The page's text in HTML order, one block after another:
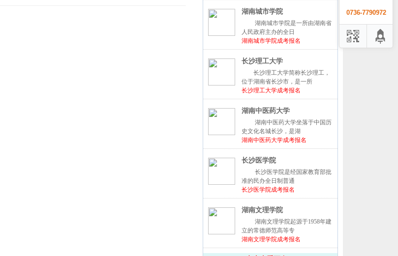
湖南城市学院
湖南城市学院是一所由湖南省
人民政府主办的全日
湖南城市学院成考报名
长沙理工大学
长沙理工大学简称长沙理工，
位于湖南省长沙市，是一所
长沙理工大学成考报名
湖南中医药大学
湖南中医药大学坐落于中国历
史文化名城长沙，是湖
湖南中医药大学成考报名
长沙医学院
长沙医学院是经国家教育部批
准的民办全日制普通
长沙医学院成考报名
湖南文理学院
湖南文理学院起源于1958年建
立的常德师范高等专
湖南文理学院成考报名
0736-7790972